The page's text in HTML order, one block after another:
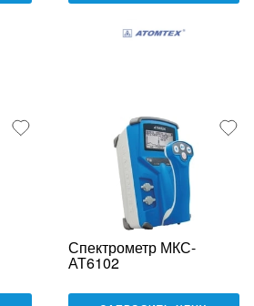
Спектрометр МКС-
АТ6102